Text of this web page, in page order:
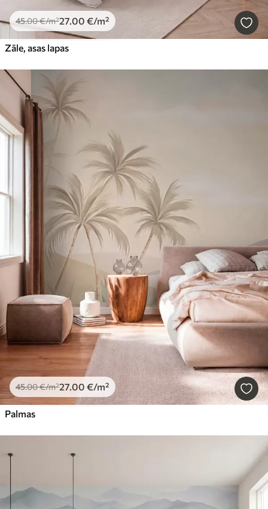
45.00€/m²27 .00 €/m²
Zāle, asas lapas
45.00€/m²27 .00 €/m²
Palmas